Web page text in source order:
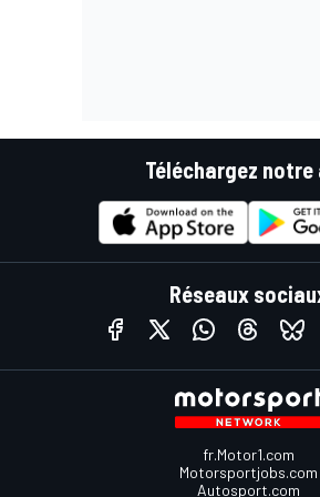
Téléchargez notre
Réseaux
fr.Motor1.com
Motorsportjobs.com
Autosport.com